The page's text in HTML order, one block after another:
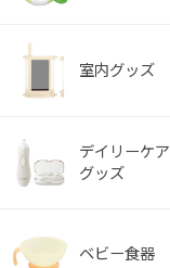
室内グッズ
デイリーケア
グッズ
ベビー食器